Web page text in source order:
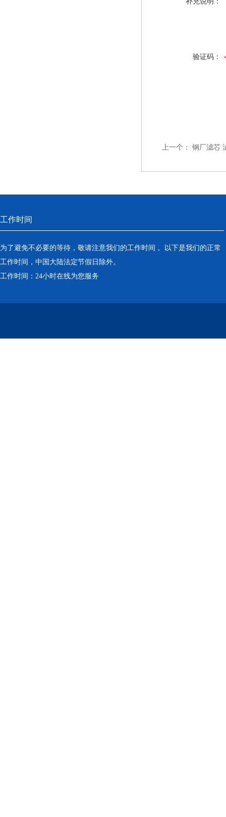
验证码：
上一个： 钢厂滤芯
工作时间
为了避免不必要的等待，敬请注意我们的工作时间 。以下是我们的正常
工作时间，中国大陆法定节假日除外。
工作时间：24小时在线为您服务